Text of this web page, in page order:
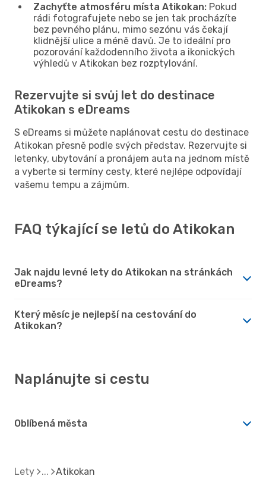
Zachyťte atmosféru místa Atikokan: Pokud
rádi fotografujete nebo se jen tak procházíte
bez pevného plánu, mimo sezónu vás čekají
klidnější ulice a méně davů. Je to ideální pro
pozorování každodenního života a ikonických
výhledů v Atikokan bez rozptylování.
Rezervujte si svůj let do destinace
Atikokan s eDreams
S eDreams si můžete naplánovat cestu do destinace
Atikokan přesně podle svých představ. Rezervujte si
letenky, ubytování a pronájem auta na jednom místě
a vyberte si termíny cesty, které nejlépe odpovídají
vašemu tempu a zájmům.
FAQ týkající se letů do Atikokan
Jak najdu levné lety do Atikokan na stránkách
eDreams?
Který měsíc je nejlepší na cestování do
Atikokan?
Naplánujte si cestu
Oblíbená města
Lety Atikokan